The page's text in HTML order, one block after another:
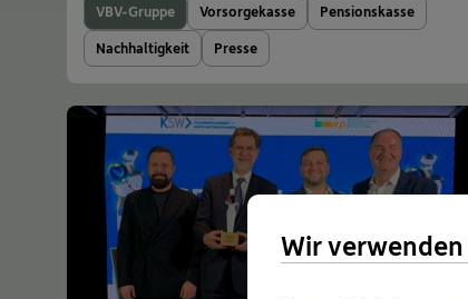
VBV-Gruppe Vorsorgekasse
Pensionskasse
Nachhaltigkeit
Presse
Wir